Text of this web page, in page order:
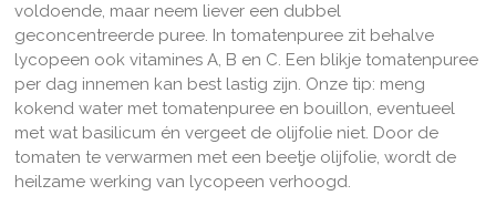
voldoende, maar neem liever een dubbel
geconcentreerde puree. In tomatenpuree zit behalve
lycopeen ook vitamines A, B en C. Een blikje tomatenpuree
per dag innemen kan best lastig zijn. Onze tip: meng
kokend water met tomatenpuree en bouillon, eventueel
met wat basilicum én vergeet de olijfolie niet. Door de
tomaten te verwarmen met een beetje olijfolie, wordt de
heilzame werking van lycopeen verhoogd.